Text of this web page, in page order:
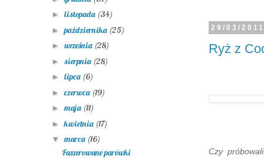
29/03/
Ryż z
Czy
► listopada (34)
►października (25)
► września (28)
► sierpnia (28)
► lipca (6)
►czerwca (19)
►maja (11)
►kwietnia (17)
▼marca (16)
Faszerowane parówki